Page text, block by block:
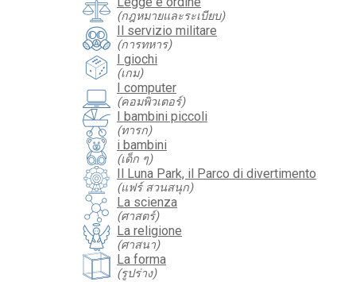
(กฎหมายและระเบียบ)
Il servizio militare
(การทหาร)
I giochi
(เกม)
I computer
(คอมพิวเตอร์)
I bambini piccoli
(ทารก)
i bambini
(เด็ก ๆ)
Il Luna Park, il Parco di divertimento
(แฟร์ สวนสนุก)
La scienza
(ศาสตร์)
La religione
(ศาสนา)
La forma
(รูปร่าง)